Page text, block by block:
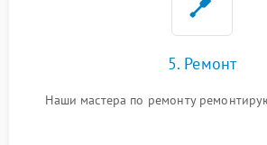
5. Ремонт
Наши мастера по ремонту